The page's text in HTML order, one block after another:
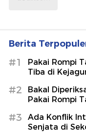
Berita
#1
Pakai Rompi
Tiba di
#2
Bakal
Pakai Rompi
#3
Ada Konflik
Senjata di